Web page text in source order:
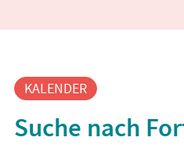
KALENDER
Suche nach